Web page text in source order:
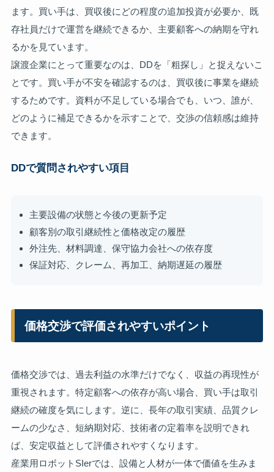
ます。買い手は、買収後にどの程度の追加投資が必要か、既
存社員だけで運営を継続できるか、主要顧客への納期を守れ
るかを見ています。
譲渡企業にとって重要なのは、DDを「粗探し」と捉えないこ
とです。買い手が不安を確認するのは、買収後に事業を継続
するためです。資料が不足している場合でも、いつ、誰が、
どのように補足できるかを示すことで、交渉の信頼感は維持
できます。
DDで質問されやすい項目
主要設備の状態と今後の更新予定
顧客別の取引継続性と価格改定の履歴
外注先、材料調達、保守協力会社への依存度
保証対応、クレーム、再加工、納期遅延の履歴
価格交渉で評価されやすいポイント
価格交渉では、過去利益の水準だけでなく、収益の再現性が
重視されます。特定顧客への依存が高い場合、買い手は取引
継続の確度を気にします。逆に、長年の取引実績、品質クレ
ームの少なさ、短納期対応、技術者の定着率を説明できれ
ば、安定収益として評価されやすくなります。
産業用ロボットSIerでは、設備と人材が一体で価値を生みま